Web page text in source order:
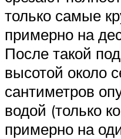
только самые
примерно на
После такой
высотой около
сантиметров
водой (только
примерно на